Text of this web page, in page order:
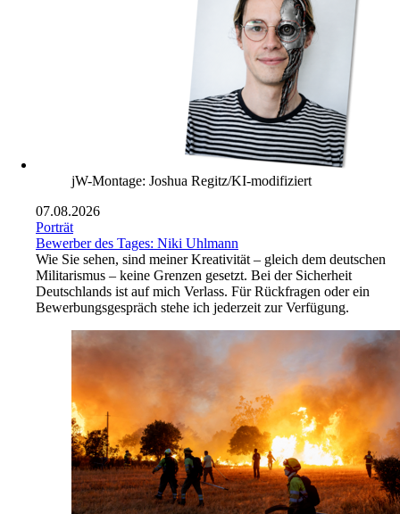
jW-Montage: Joshua Regitz/KI-modifiziert
07.08.2026
Porträt
Bewerber des Tages: Niki Uhlmann
Wie Sie sehen, sind meiner Kreativität – gleich dem deutschen
Militarismus – keine Grenzen gesetzt. Bei der Sicherheit
Deutschlands ist auf mich Verlass. Für Rückfragen oder ein
Bewerbungsgespräch stehe ich jederzeit zur Verfügung.